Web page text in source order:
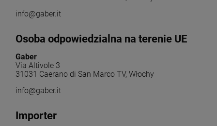
info@gaber.it
Osoba odpowiedzialna na terenie UE
Gaber
Via Altivole 3
31031 Caerano di San Marco TV, Włochy
info@gaber.it
Importer